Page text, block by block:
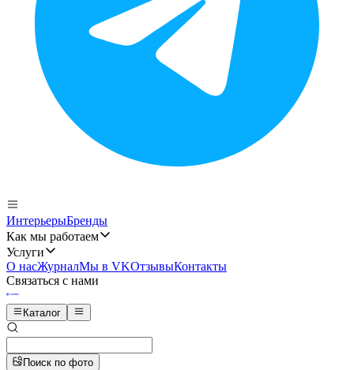
ИнтерьерыБренды
Как мы работаем
Услуги
О насЖурналМы в VKОтзывыКонтакты
Связаться с нами
Каталог
Поиск по фото